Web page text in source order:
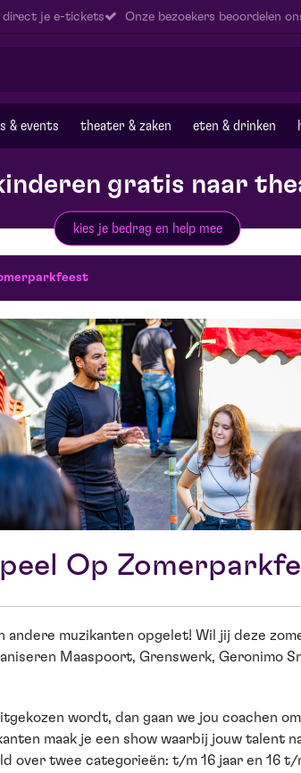
direct je e-tickets Onze bezoekers beoordelen
& events theater & zaken eten & drinken
gratis naar
kies je bedrag en help mee
Op
andere muzikanten opgelet! Wil jij deze
Maaspoort, Grenswerk, Geronimo
wordt, dan gaan we jou coachen
maak je een show waarbij jouw talent
over twee categorieën: t/m 16 jaar en 16